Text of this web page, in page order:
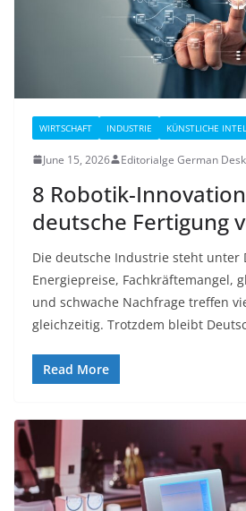
WIRTSCHAFT INDUSTRIE KÜNSTLICHE
June 15, 2026 Editorialge German Desk
8 Robotik-
deutsche Fertigung
Die deutsche Industrie steht unter
Energiepreise, Fachkräftemangel,
und schwache Nachfrage treffen
gleichzeitig. Trotzdem bleibt
Read More